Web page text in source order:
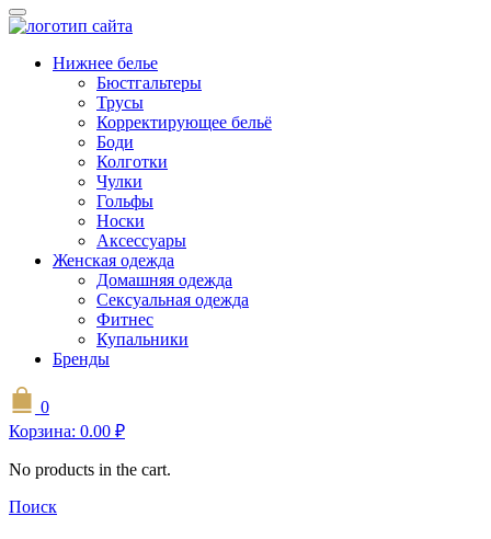
Нижнее белье
Бюстгальтеры
Трусы
Корректирующее бельё
Боди
Колготки
Чулки
Гольфы
Носки
Аксессуары
Женская одежда
Домашняя одежда
Сексуальная одежда
Фитнес
Купальники
Бренды
0
Корзина: 0.00 ₽
No products in the cart.
Поиск